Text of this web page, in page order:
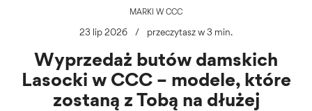
MARKI W CCC
23 lip 2026 / przeczytasz w 3 min.
Wyprzedaż butów damskich
Lasocki w CCC – modele, które
zostaną z Tobą na dłużej